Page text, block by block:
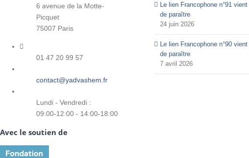
6 avenue de la Motte-
Picquet
75007 Paris
01 47 20 99 57
contact@yadvashem.fr
Lundi - Vendredi :
09:00-12:00 - 14:00-18:00
Avec le soutien de
Le lien Francophone n°91 vient
de paraître
24 juin 2026
Le lien Francophone n°90 vient
de paraître
7 avril 2026